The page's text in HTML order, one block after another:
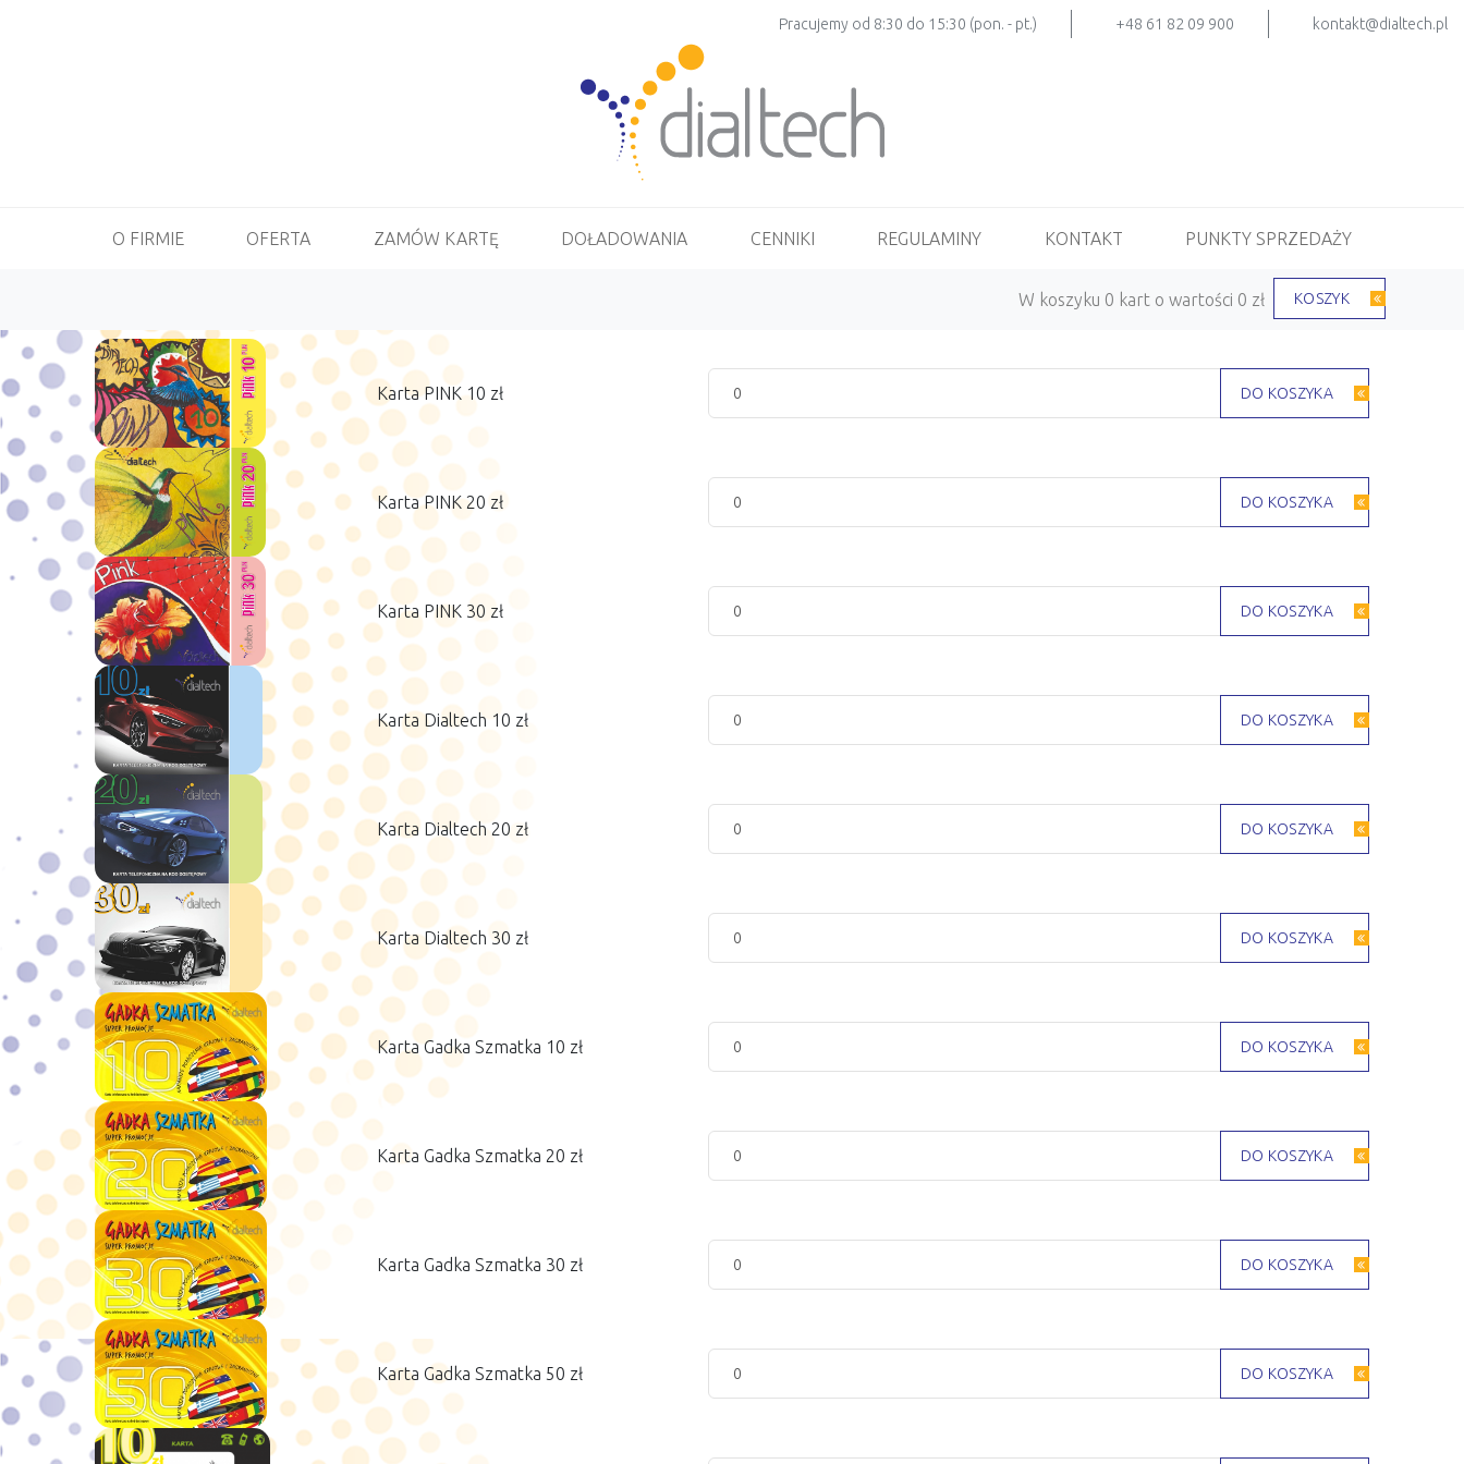
Pracujemy od 8:30 do 15:30 (pon. - pt.) +48 61 82 09 900 kontakt@dialtech.pl
O FIRMIE OFERTA ZAMÓW KARTĘ DOŁADOWANIA CENNIKI REGULAMINY KONTAKT PUNKTY SPRZEDAŻY
W koszyku 0 kart o wartości 0 zł KOSZYK
Karta PINK 10 zł DO KOSZYKA
Karta PINK 20 zł DO KOSZYKA
Karta PINK 30 zł DO KOSZYKA
Karta Dialtech 10 zł DO KOSZYKA
Karta Dialtech 20 zł DO KOSZYKA
Karta Dialtech 30 zł DO KOSZYKA
Karta Gadka Szmatka 10 zł DO KOSZYKA
Karta Gadka Szmatka 20 zł DO KOSZYKA
Karta Gadka Szmatka 30 zł DO KOSZYKA
Karta Gadka Szmatka 50 zł DO KOSZYKA